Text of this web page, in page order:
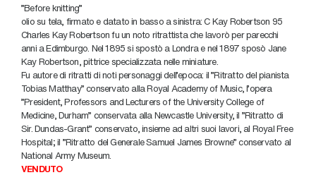
"Before knitting"
olio su tela, firmato e datato in basso a sinistra: C Kay Robertson 95
Charles Kay Robertson fu un noto ritrattista che lavorò per parecchi
anni a Edimburgo. Nel 1895 si spostò a Londra e nel 1897 sposò Jane
Kay Robertson, pittrice specializzata nelle miniature.
Fu autore di ritratti di noti personaggi dell'epoca: il "Ritratto del pianista
Tobias Matthay" conservato alla Royal Academy of Music, l'opera
"President, Professors and Lecturers of the University College of
Medicine, Durham" conservata alla Newcastle University, il "Ritratto di
Sir. Dundas-Grant" conservato, insieme ad altri suoi lavori, al Royal Free
Hospital; il "Ritratto del Generale Samuel James Browne" conservato al
National Army Museum.
VENDUTO